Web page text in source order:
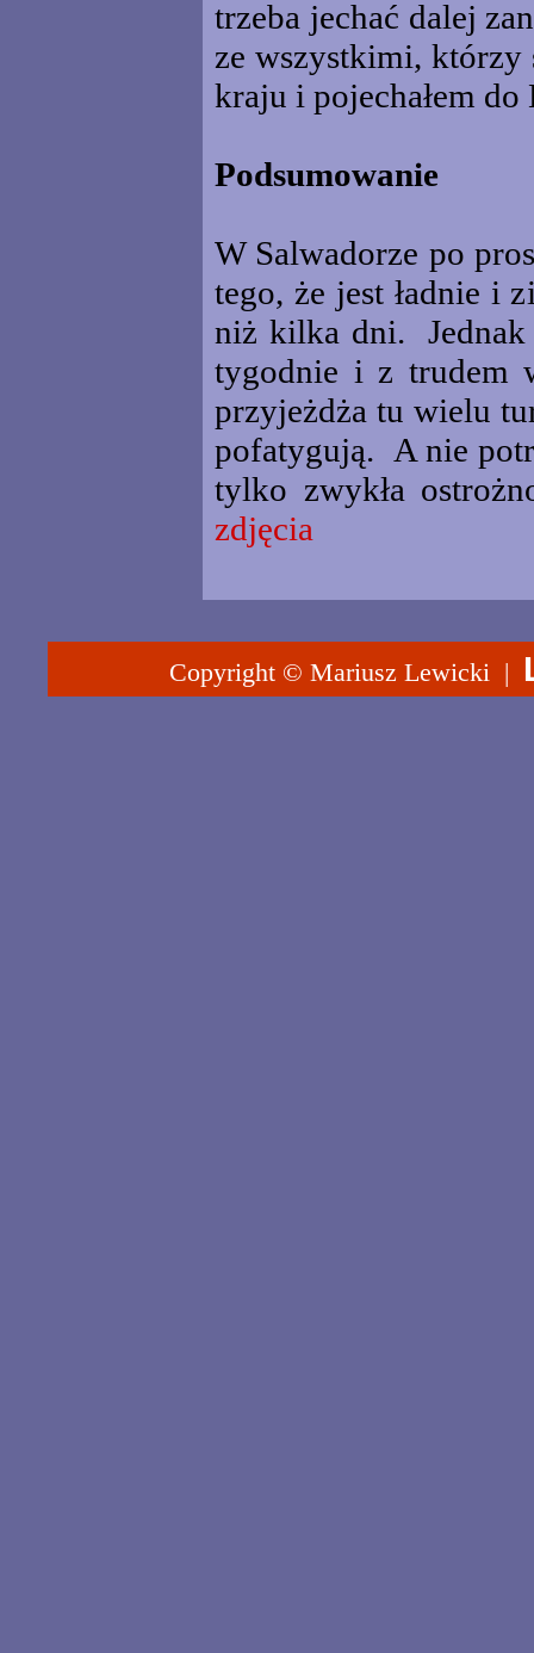
trzeba jechać dalej
ze wszystkimi, którzy
kraju i pojechałem do
Podsumowanie
W Salwadorze po
tego, że jest ładnie i
niż kilka dni. Jednak
tygodnie i z trudem
przyjeżdża tu wielu
pofatygują. A nie
tylko zwykła
zdjęcia
Copyright © Mariusz Lewicki |